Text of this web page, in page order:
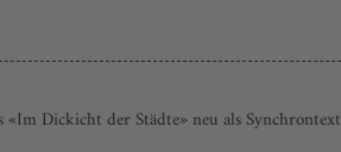
Dickicht der Städte» neu als Synchrontext